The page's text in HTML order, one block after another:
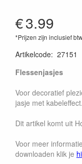
€3.99
*Prijzen zijn inclusief
Artikelcode: 27151
Flessenjasjes
Voor decoratief
jasje met
Dit artikel komt uit
Voor meer
downloaden klik je